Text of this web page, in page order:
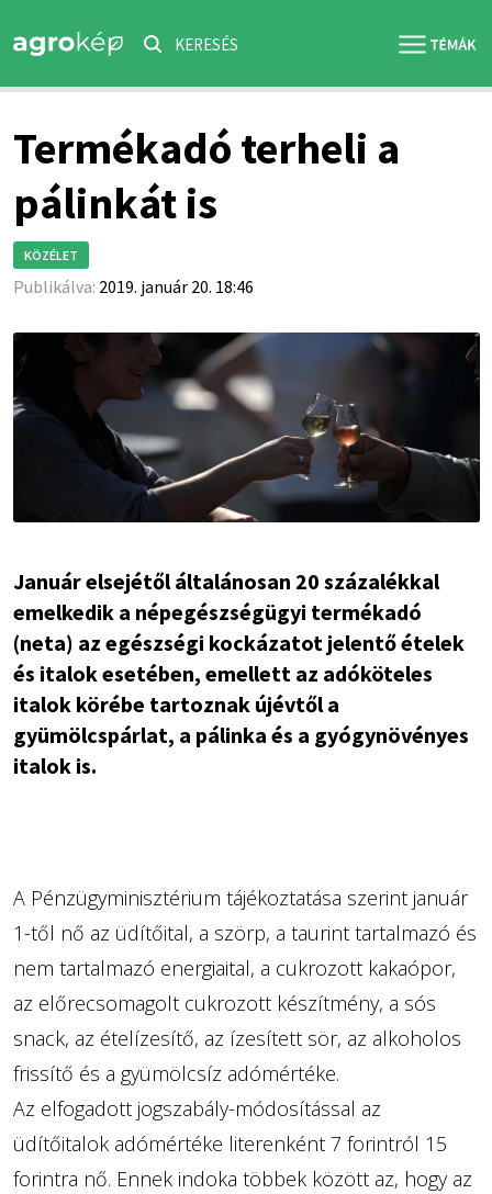
KERESÉS
Termékadó terheli a
pálinkát is
KÖZÉLET
Publikálva: 2019. január 20. 18:46
Január elsejétől általánosan 20 százalékkal
emelkedik a népegészségügyi termékadó
(neta) az egészségi kockázatot jelentő ételek
és italok esetében, emellett az adóköteles
italok körébe tartoznak újévtől a
gyümölcspárlat, a pálinka és a gyógynövényes
italok is.
A Pénzügyminisztérium tájékoztatása szerint január
1-től nő az üdítőital, a szörp, a taurint tartalmazó és
nem tartalmazó energiaital, a cukrozott kakaópor,
az előrecsomagolt cukrozott készítmény, a sós
snack, az ételízesítő, az ízesített sör, az alkoholos
frissítő és a gyümölcsíz adómértéke.
Az elfogadott jogszabály-módosítással az
üdítőitalok adómértéke literenként 7 forintról 15
forintra nő. Ennek indoka többek között az, hogy az